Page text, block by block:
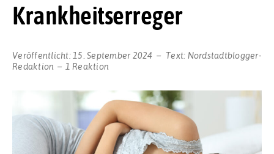
Krankheitserreger
Veröffentlicht: 15. September 2024 Text: Nordstadtblogger-
Redaktion
1 Reaktion